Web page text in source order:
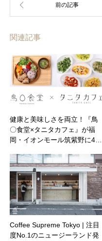
関連記事
健康と美味しさを両立！『鳥
〇食堂×タニタカフェ』が福
岡・イオンモール筑紫野に4…
Coffee Supreme Tokyo | 注目
度No.1のニュージーランド発